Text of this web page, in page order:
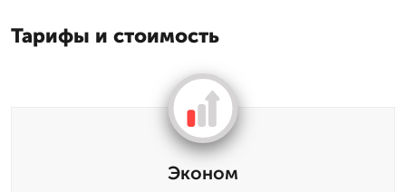
Тарифы и стоимость
Эконом